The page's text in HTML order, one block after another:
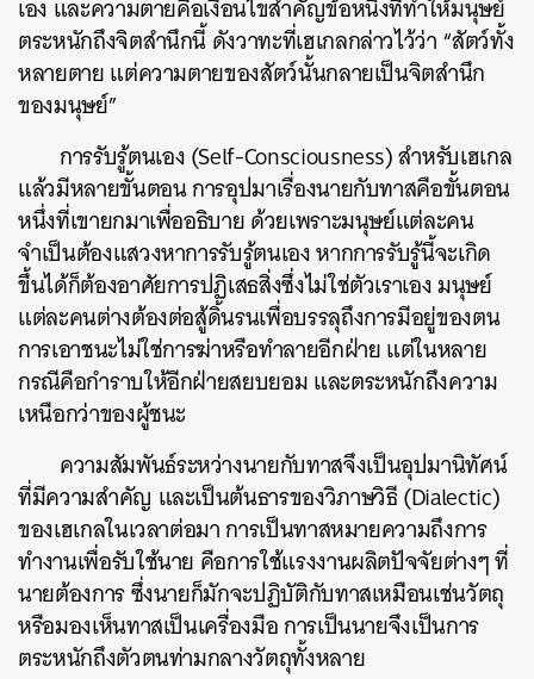
เอง และความตายคือเงื่อนไขสำคัญข้อหนึ่งที่ทำให้มนุษย์
ตระหนักถึงจิตสำนึกนี้ ดังวาทะที่เฮเกลกล่าวไว้ว่า “สัตว์ทั้ง
หลายตาย แต่ความตายของสัตว์นั้นกลายเป็นจิตสำนึก
ของมนุษย์”
การรับรู้ตนเอง (Self-Consciousness) สำหรับเฮเกล
แล้วมีหลายขั้นตอน การอุปมาเรื่องนายกับทาสคือขั้นตอน
หนึ่งที่เขายกมาเพื่ออธิบาย ด้วยเพราะมนุษย์แต่ละคน
จำเป็นต้องแสวงหาการรับรู้ตนเอง หากการรับรู้นี้จะเกิด
ขึ้นได้ก็ต้องอาศัยการปฏิเสธสิ่งซึ่งไม่ใช่ตัวเราเอง มนุษย์
แต่ละคนต่างต้องต่อสู้ดิ้นรนเพื่อบรรลุถึงการมีอยู่ของตน
การเอาชนะไม่ใช่การฆ่าหรือทำลายอีกฝ่าย แต่ในหลาย
กรณีคือกำราบให้อีกฝ่ายสยบยอม และตระหนักถึงความ
เหนือกว่าของผู้ชนะ
ความสัมพันธ์ระหว่างนายกับทาสจึงเป็นอุปมานิทัศน์
ที่มีความสำคัญ และเป็นต้นธารของวิภาษวิธี (Dialectic)
ของเฮเกลในเวลาต่อมา การเป็นทาสหมายความถึงการ
ทำงานเพื่อรับใช้นาย คือการใช้แรงงานผลิตปัจจัยต่างๆ ที่
นายต้องการ ซึ่งนายก็มักจะปฏิบัติกับทาสเหมือนเช่นวัตถุ
หรือมองเห็นทาสเป็นเครื่องมือ การเป็นนายจึงเป็นการ
ตระหนักถึงตัวตนท่ามกลางวัตถุทั้งหลาย